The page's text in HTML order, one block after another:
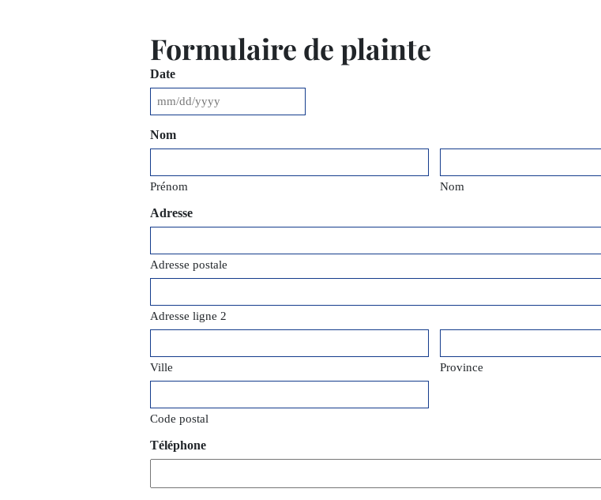
Formulaire de plainte
Date
MM
DD
slash
Nom
Prénom Nom
Adresse
Adresse postale
Adresse ligne 2
Ville Province
Code postal
Téléphone